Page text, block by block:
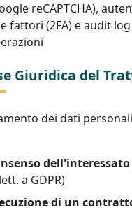
reCAPTCHA),
fattori (2FA) e audit
Giuridica del
dei dati
dell'interessato
a GDPR)
di un